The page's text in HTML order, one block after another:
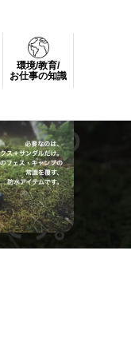
環境/教育/
お仕事の知識